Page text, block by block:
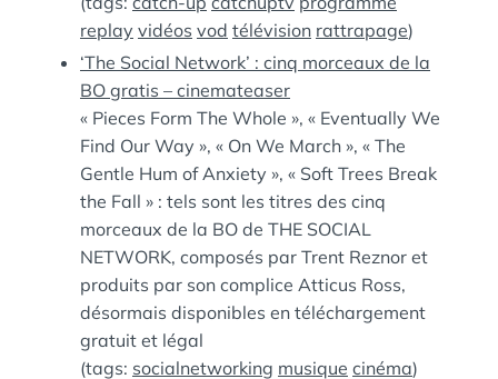
replay vidéos vod télévision rattrapage)
‘The Social Network’ : cinq morceaux de la
BO gratis – cinemateaser
« Pieces Form The Whole », « Eventually We
Find Our Way », « On We March », « The
Gentle Hum of Anxiety », « Soft Trees Break
the Fall » : tels sont les titres des cinq
morceaux de la BO de THE SOCIAL
NETWORK, composés par Trent Reznor et
produits par son complice Atticus Ross,
désormais disponibles en téléchargement
gratuit et légal
(tags: socialnetworking musique cinéma)